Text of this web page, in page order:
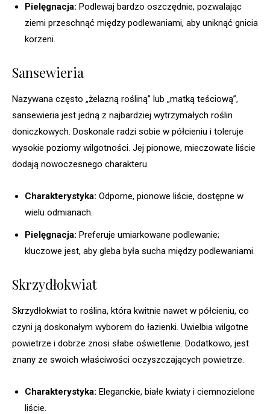
Pielęgnacja: Podlewaj bardzo oszczędnie, pozwalając
ziemi przeschnąć między podlewaniami, aby uniknąć gnicia
korzeni.
Sansewieria
Nazywana często „żelazną rośliną” lub „matką teściową”,
sansewieria jest jedną z najbardziej wytrzymałych roślin
doniczkowych. Doskonale radzi sobie w półcieniu i toleruje
wysokie poziomy wilgotności. Jej pionowe, mieczowate liście
dodają nowoczesnego charakteru.
Charakterystyka: Odporne, pionowe liście, dostępne w
wielu odmianach.
Pielęgnacja: Preferuje umiarkowane podlewanie;
kluczowe jest, aby gleba była sucha między podlewaniami.
Skrzydłokwiat
Skrzydłokwiat to roślina, która kwitnie nawet w półcieniu, co
czyni ją doskonałym wyborem do łazienki. Uwielbia wilgotne
powietrze i dobrze znosi słabe oświetlenie. Dodatkowo, jest
znany ze swoich właściwości oczyszczających powietrze.
Charakterystyka: Eleganckie, białe kwiaty i ciemnozielone
liście.